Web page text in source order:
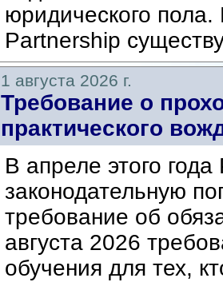
юридического
Partnership
1 августа 2026 г.
Требование о
практического
В апреле этого
законодательную
требование об
августа 2026
обучения для тех,